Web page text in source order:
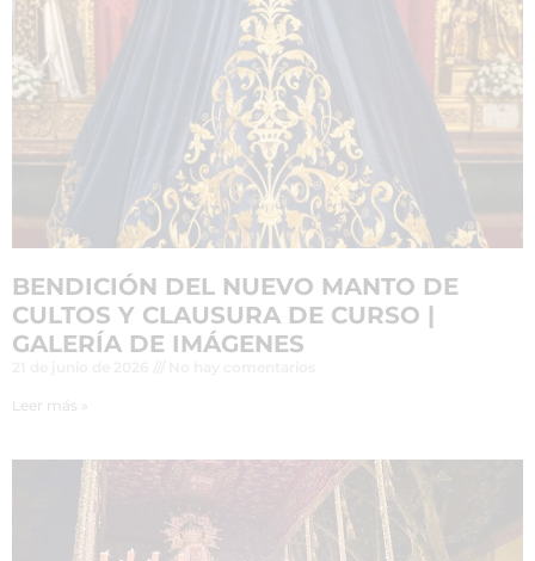
BENDICIÓN DEL NUEVO MANTO DE
CULTOS Y CLAUSURA DE CURSO |
GALERÍA DE IMÁGENES
Leer más »